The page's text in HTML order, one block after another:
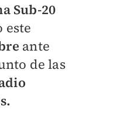
Sub-20
este
ante
de las